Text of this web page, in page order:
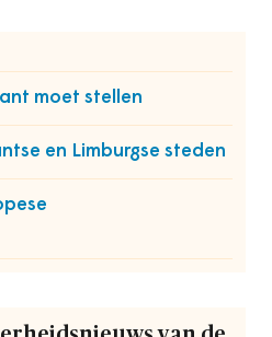
moet stellen
en Limburgse steden